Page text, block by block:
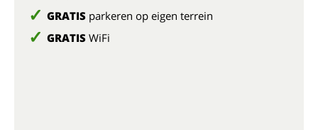
GRATIS parkeren op eigen terrein
GRATIS WiFi